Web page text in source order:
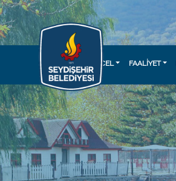
GÜNCEL FAALİYET